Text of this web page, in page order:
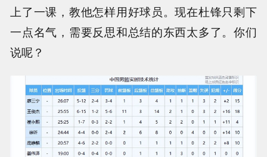
上了一课，教他怎样用好球员。现在杜锋只剩下
一点名气，需要反思和总结的东西太多了。你们
说呢？